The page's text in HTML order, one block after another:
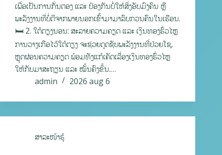
ເພື່ອເປັນການກັ່ນຕອງ ແລະ ປ້ອງກັນບໍ່ໃຫ້ສິ່ງອັບມົງຄົນ ຫຼື
ພະລັງງານທີ່ບໍ່ດີຈາກພາຍນອກເຂົ້າມາມາລົບກວນຄົນໃນເຮືອນ.
🛏️ 2. ໃຕ້ຕຽງນອນ: ສະລາຍຄວາມຄຽດ ແລະ ເງິນທອງຮົ່ວໄຫຼ
ການວາງເກືອໄວ້ໃຕ້ຕຽງ ຈະຊ່ວຍດູດຊັບພະລັງງານທີ່ປ່ວຍໂຊ,
ຫຼຸດຜ່ອນຄວາມຄຽດ ພ້ອມທັງແກ້ເຄັດເລື່ອງເງິນທອງຮົ່ວໄຫຼ
ໃຫ້ກັບມາສະຖຽນ ແລະ ໝັ້ນຄົງຂຶ້ນ.…
admin
2026 aug 6
ສາລະໜ້າຮູ້